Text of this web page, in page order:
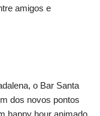
amigos e
o Bar Santa
dos novos pontos